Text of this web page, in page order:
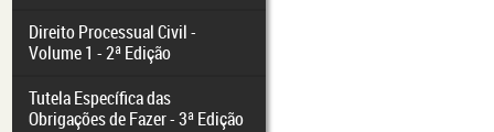
Direito Processual Civil -
Volume 1 - 2ª Edição
Tutela Específica das
Obrigações de Fazer - 3ª Edição